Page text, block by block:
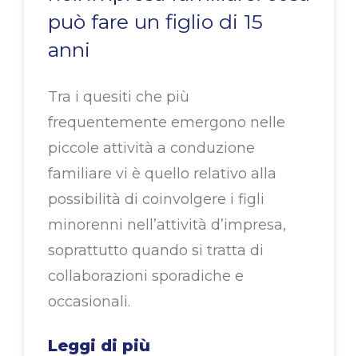
può fare un figlio di 15
anni
Tra i quesiti che più
frequentemente emergono nelle
piccole attività a conduzione
familiare vi è quello relativo alla
possibilità di coinvolgere i figli
minorenni nell’attività d’impresa,
soprattutto quando si tratta di
collaborazioni sporadiche e
occasionali.
Leggi di più